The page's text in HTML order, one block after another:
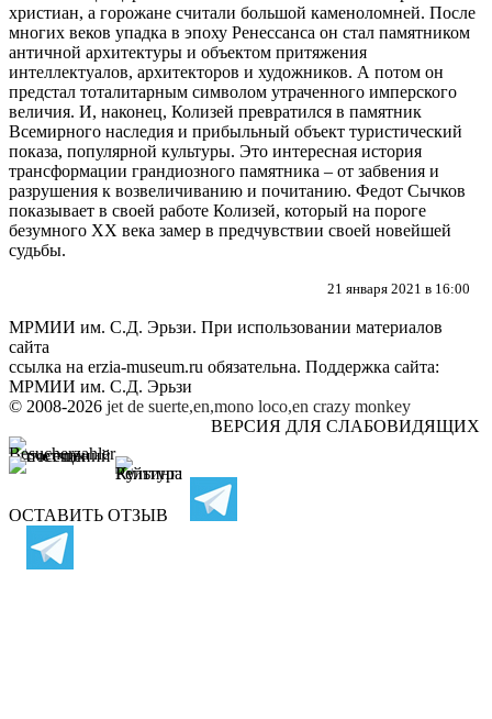
христиан, а горожане считали большой каменоломней. После
многих веков упадка в эпоху Ренессанса он стал памятником
античной архитектуры и объектом притяжения
интеллектуалов, архитекторов и художников. А потом он
предстал тоталитарным символом утраченного имперского
величия. И, наконец, Колизей превратился в памятник
Всемирного наследия и прибыльный объект туристический
показа, популярной культуры. Это интересная история
трансформации грандиозного памятника – от забвения и
разрушения к возвеличиванию и почитанию. Федот Сычков
показывает в своей работе Колизей, который на пороге
безумного XX века замер в предчувствии своей новейшей
судьбы.
21 января 2021 в 16:00
МРМИИ им. С.Д. Эрьзи. При использовании материалов
сайта
ссылка на erzia-museum.ru обязательна. Поддержка сайта:
МРМИИ им. С.Д. Эрьзи
© 2008-2026 jet de suerte,en,mono loco,en crazy monkey
ВЕРСИЯ ДЛЯ СЛАБОВИДЯЩИХ
ОСТАВИТЬ ОТЗЫВ